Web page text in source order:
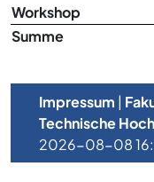
Workshop
Summe
Impressum |
Technische
2026-08-08